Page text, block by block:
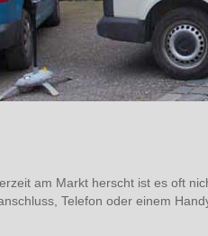
am Markt herscht ist es oft
Telefon oder einem